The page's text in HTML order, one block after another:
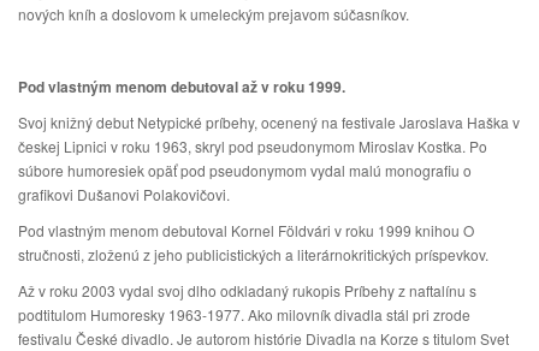
nových kníh a doslovom k umeleckým prejavom súčasníkov.
Pod vlastným menom debutoval až v roku 1999.
Svoj knižný debut Netypické príbehy, ocenený na festivale Jaroslava Haška v
českej Lipnici v roku 1963, skryl pod pseudonymom Miroslav Kostka. Po
súbore humoresiek opäť pod pseudonymom vydal malú monografiu o
grafikovi Dušanovi Polakovičovi.
Pod vlastným menom debutoval Kornel Földvári v roku 1999 knihou O
stručnosti, zloženú z jeho publicistických a literárnokritických príspevkov.
Až v roku 2003 vydal svoj dlho odkladaný rukopis Príbehy z naftalínu s
podtitulom Humoresky 1963-1977. Ako milovník divadla stál pri zrode
festivalu České divadlo. Je autorom histórie Divadla na Korze s titulom Svet